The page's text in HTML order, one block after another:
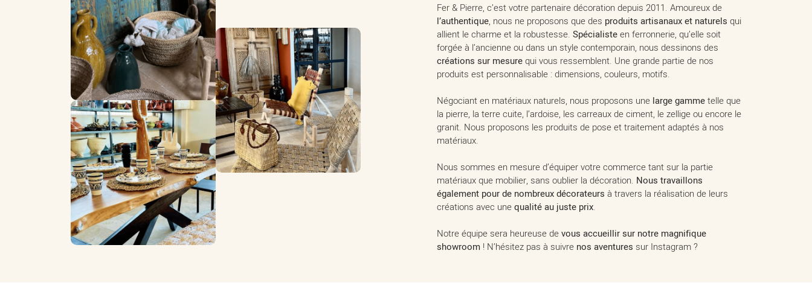
Fer & Pierre, c’est votre partenaire décoration depuis 2011. Amoureux de
l’authentique, nous ne proposons que des produits artisanaux et naturels qui
allient le charme et la robustesse. Spécialisteen ferronnerie, qu’elle soit
forgée à l’ancienne ou dans un style contemporain, nous dessinons des
créations sur mesurequi vous ressemblent. Une grande partie de nos
produits est personnalisable : dimensions, couleurs, motifs.
Négociant en matériaux naturels, nous proposons une large gammetelle que
la pierre, la terre cuite, l’ardoise, les carreaux de ciment, le zellige ou encore le
granit. Nous proposons les produits de pose et traitement adaptés à nos
matériaux.
Nous sommes en mesure d’équiper votre commerce tant sur la partie
matériaux que mobilier, sans oublier la décoration. Nous travaillons
également pour de nombreux décorateurs à travers la réalisation de leurs
créations avec unequalité au juste prix.
Notre équipe sera heureuse devous accueillir sur notre magnifique
showroom ! N’hésitez pas à suivre nos aventures sur Instagram ?